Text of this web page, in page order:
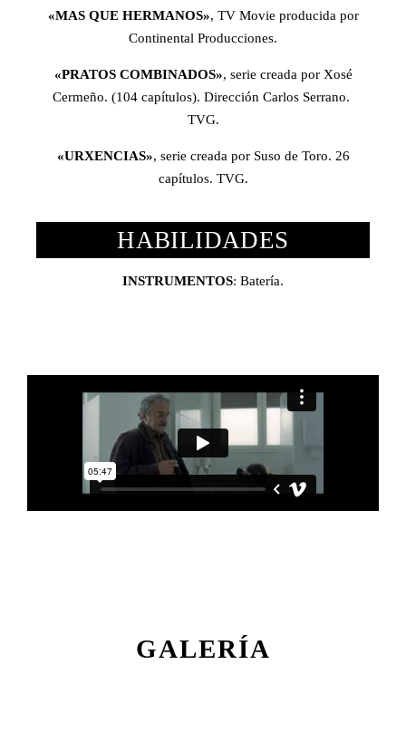
«MAS QUE HERMANOS», TV Movie producida por
Continental Producciones.
«PRATOS COMBINADOS», serie creada por Xosé
Cermeño. (104 capítulos). Dirección Carlos Serrano.
TVG.
«URXENCIAS», serie creada por Suso de Toro. 26
capítulos. TVG.
HABILIDADES
INSTRUMENTOS: Batería.
GALERÍA